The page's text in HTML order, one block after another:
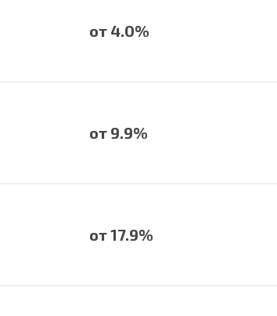
от 4.0%
от 9.9%
от 17.9%